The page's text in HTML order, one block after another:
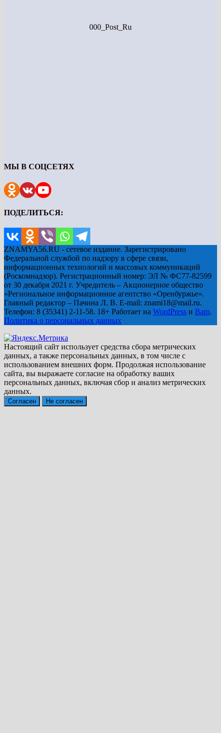
000_Post_Ru
МЫ В СОЦСЕТЯХ
ПОДЕЛИТЬСЯ:
ZNAMYA56.RU - сетевое издание. Зарегистрировано
Федеральной службой по надзору в сфере связи,
информационных технологий и массовых коммуникаций
(Роскомнадзор). Регистрационный номер: ЭЛ № ФС77-82599
от 30 декабря 2021 г. Учредитель – Акционерное общество
«Региональное информационное агентство «Оренбуржье».
Главный редактор – Пачина Л. В. E-mail: znami18@mail.ru.
Телефон: 8 (35341) 2-11-58. 18+ Работает на WordPress и Bam.
Политика о персональных данных
Настоящий сайт использует средства сбора метрических
данных, а также персональных данных, в том числе с
использованием внешних форм. Продолжая использование
сайта, вы выражаете согласие на обработку ваших
персональных данных, включая сбор и анализ метрических
данных.
Согласен Не согласен